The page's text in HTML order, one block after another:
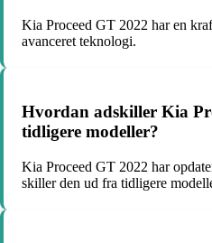
Kia Proceed GT 2022 har en
avanceret teknologi.
Hvordan adskiller Kia
tidligere modeller?
Kia Proceed GT 2022 har
skiller den ud fra tidligere